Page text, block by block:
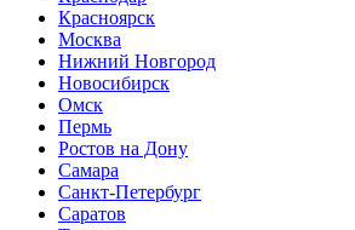
Красноярск
Москва
Нижний Новгород
Новосибирск
Омск
Пермь
Ростов на Дону
Самара
Санкт-Петербург
Саратов